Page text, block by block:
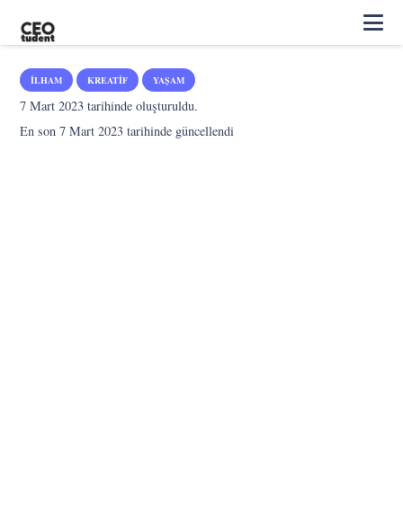
İLHAM KREATIF YAŞAM
7 Mart 2023 tarihinde oluşturuldu.
En son7 Mart 2023 tarihinde güncellendi